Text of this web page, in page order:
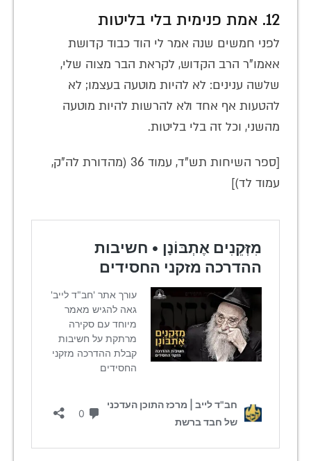
12. אמת פנימית בלי בליטות
לפני חמשים שנה אמר לי הוד כבוד קדושת
אאמו"ר הרב הקדוש, לקראת הבר מצוה שלי,
שלשה ענינים: לא להיות מוטעה בעצמו; לא
להטעות אף אחד ולא להרשות להיות מוטעה
מהשני, וכל זה בלי בליטות.
[ספר השיחות תש"ד, עמוד 36 (מהדורת לה"ק,
עמוד לד)]